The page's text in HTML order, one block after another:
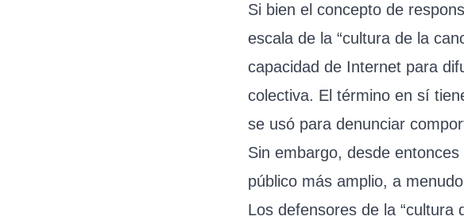
Si bien el concepto de
escala de la “cultura de la
capacidad de Internet para
colectiva. El término en sí
se usó para denunciar
Sin embargo, desde
público más amplio, a
Los defensores de la “cultura